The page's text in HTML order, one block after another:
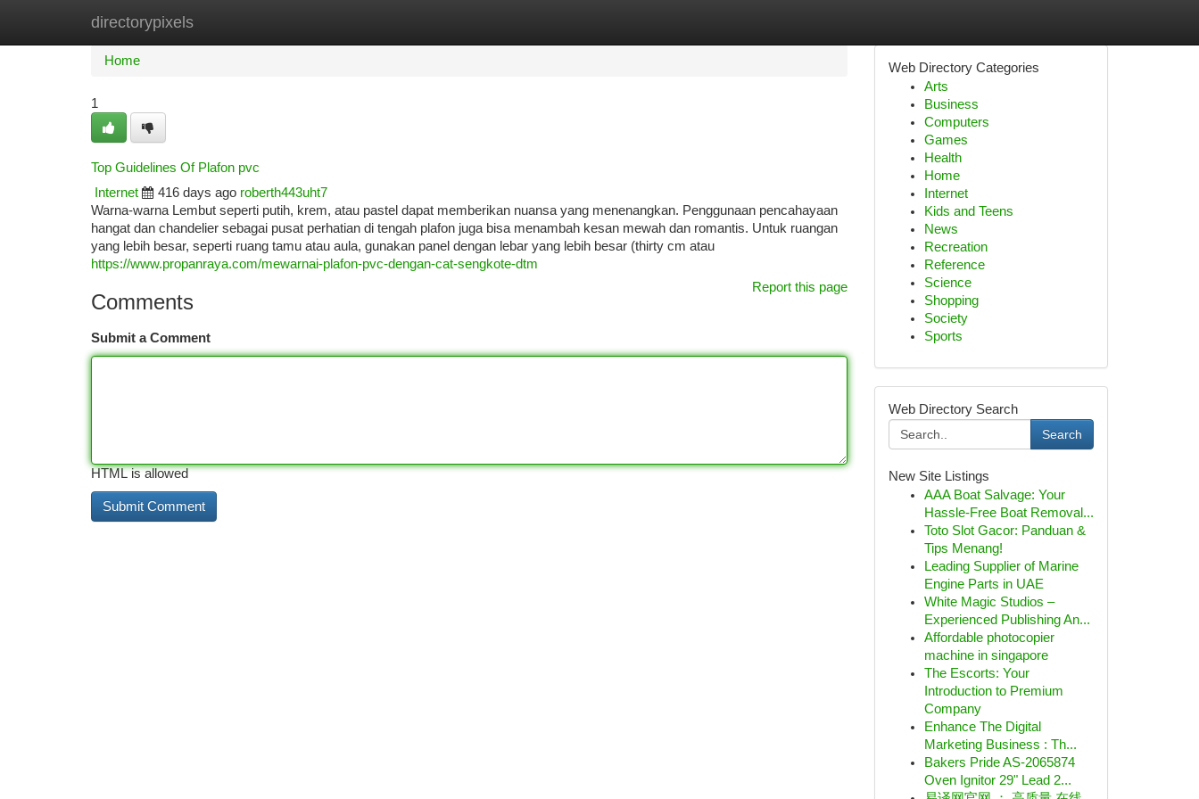
directorypixels
Home New Site Listings
Home
1
Top Guidelines Of Plafon pvc
Internet
416 days ago roberth443uht7
Warna-warna Lembut seperti putih, krem, atau pastel dapat memberikan nuansa yang menenangkan. Penggunaan pencahayaan
hangat dan chandelier sebagai pusat perhatian di tengah plafon juga bisa menambah kesan mewah dan romantis. Untuk ruangan
yang lebih besar, seperti ruang tamu atau aula, gunakan panel dengan lebar yang lebih besar (thirty cm atau
https://www.propanraya.com/mewarnai-plafon-pvc-dengan-cat-sengkote-dtm
Report this page
Comments
Submit a Comment
HTML is allowed
Web Directory Categories
Arts
Business
Computers
Games
Health
Home
Internet
Kids and Teens
News
Recreation
Reference
Science
Shopping
Society
Sports
Web Directory Search
Search
New Site Listings
AAA Boat Salvage: Your
Hassle-Free Boat Removal...
Toto Slot Gacor: Panduan &
Tips Menang!
Leading Supplier of Marine
Engine Parts in UAE
White Magic Studios –
Experienced Publishing An...
Affordable photocopier
machine in singapore
The Escorts: Your
Introduction to Premium
Company
Enhance The Digital
Marketing Business : Th...
Bakers Pride AS-2065874
Oven Ignitor 29" Lead 2...